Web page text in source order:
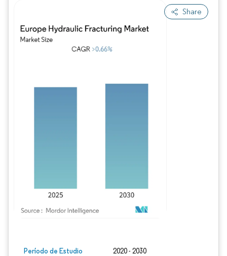
Share
Período de Estudio 2020 - 2030